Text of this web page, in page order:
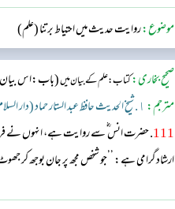
موضوع:روایت حدیث میں احتیاط برتنا (علم)
صحیح بخاری:کتاب: علم کے بیان میں(باب:اس بیان
مترجم: ١. شیخ الحدیث حافظ عبد الستار حماد (دار السلام)
111 . حضرت انس ؓ سے روایت ہے، انہوں نے
ارشاد گرامی ہے: ’’جو شخص مجھ پر جان بوجھ کر جھوٹ